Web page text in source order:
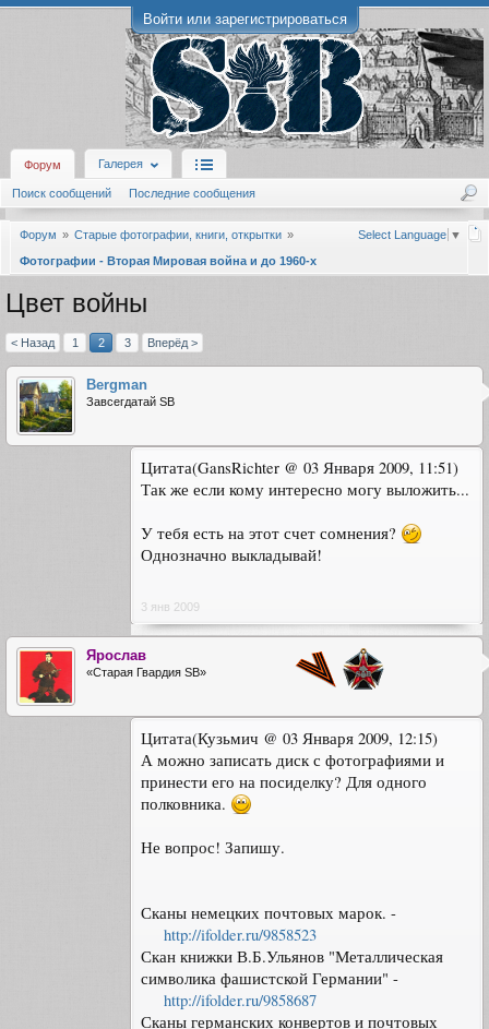
Войти или зарегистрироваться
Форум Галерея
Поиск сообщений Последние сообщения
Select Language ▼
Форум
Старые фотографии, книги, открытки
Фотографии - Вторая Мировая война и до 1960-х
Цвет войны
< Назад 1 2 3 Вперёд >
Bergman
Завсегдатай SB
Цитата(GansRichter @ 03 Января 2009, 11:51)
Так же если кому интересно могу выложить...
У тебя есть на этот счет сомнения?
Однозначно выкладывай!
3 янв 2009
Ярослав
«Старая Гвардия SB»
Цитата(Кузьмич @ 03 Января 2009, 12:15)
А можно записать диск с фотографиями и
принести его на посиделку? Для одного
полковника.
Не вопрос! Запишу.
Сканы немецких почтовых марок. -
http://ifolder.ru/9858523
Скан книжки В.Б.Ульянов "Металлическая
символика фашистской Германии" -
http://ifolder.ru/9858687
Сканы германских конвертов и почтовых